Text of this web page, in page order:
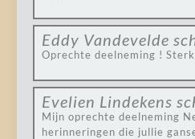
Eddy Vandevelde
Oprechte deelneming !
Evelien Lindekens
Mijn oprechte deelneming
herinneringen die jullie